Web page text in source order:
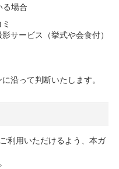
る場合
サービス（挙式や会食付）
沿って判断いたします。
利用いただけるよう、本ガ